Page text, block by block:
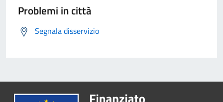
Problemi in città
Segnala disservizio